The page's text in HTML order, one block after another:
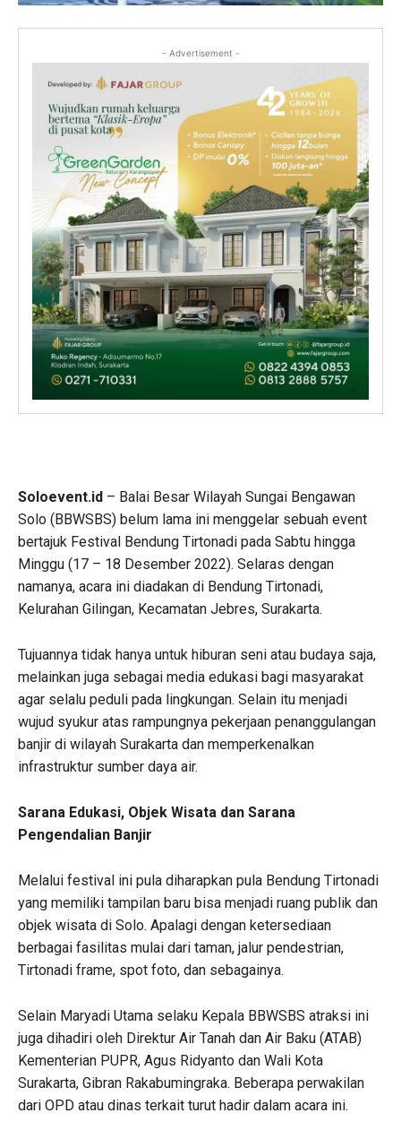
- Advertisement -
Soloevent.id – Balai Besar Wilayah Sungai Bengawan
Solo (BBWSBS) belum lama ini menggelar sebuah event
bertajuk Festival Bendung Tirtonadi pada Sabtu hingga
Minggu (17 – 18 Desember 2022). Selaras dengan
namanya, acara ini diadakan di Bendung Tirtonadi,
Kelurahan Gilingan, Kecamatan Jebres, Surakarta.
Tujuannya tidak hanya untuk hiburan seni atau budaya saja,
melainkan juga sebagai media edukasi bagi masyarakat
agar selalu peduli pada lingkungan. Selain itu menjadi
wujud syukur atas rampungnya pekerjaan penanggulangan
banjir di wilayah Surakarta dan memperkenalkan
infrastruktur sumber daya air.
Sarana Edukasi, Objek Wisata dan Sarana
Pengendalian Banjir
Melalui festival ini pula diharapkan pula Bendung Tirtonadi
yang memiliki tampilan baru bisa menjadi ruang publik dan
objek wisata di Solo. Apalagi dengan ketersediaan
berbagai fasilitas mulai dari taman, jalur pendestrian,
Tirtonadi frame, spot foto, dan sebagainya.
Selain Maryadi Utama selaku Kepala BBWSBS atraksi ini
juga dihadiri oleh Direktur Air Tanah dan Air Baku (ATAB)
Kementerian PUPR, Agus Ridyanto dan Wali Kota
Surakarta, Gibran Rakabumingraka. Beberapa perwakilan
dari OPD atau dinas terkait turut hadir dalam acara ini.